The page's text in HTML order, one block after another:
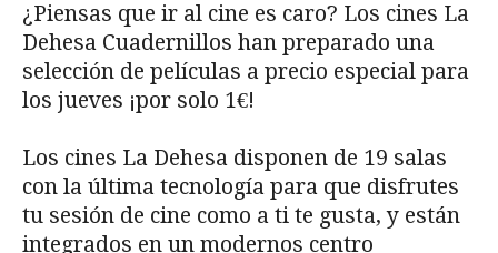
¿Piensas que ir al cine es caro? Los cines La
Dehesa Cuadernillos han preparado una
selección de películas a precio especial para
los jueves ¡por solo 1€!
Los cines La Dehesa disponen de 19 salas
con la última tecnología para que disfrutes
tu sesión de cine como a ti te gusta, y están
integrados en un modernos centro